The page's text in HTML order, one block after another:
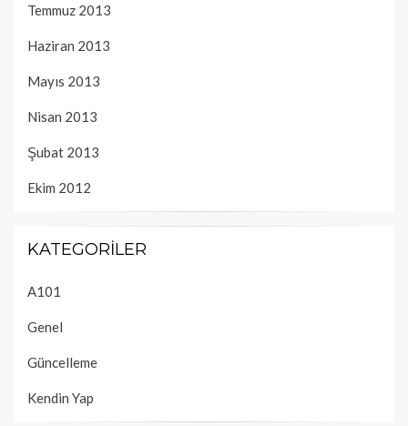
Temmuz 2013
Haziran 2013
Mayıs 2013
Nisan 2013
Şubat 2013
Ekim 2012
KATEGORILER
A101
Genel
Güncelleme
Kendin Yap